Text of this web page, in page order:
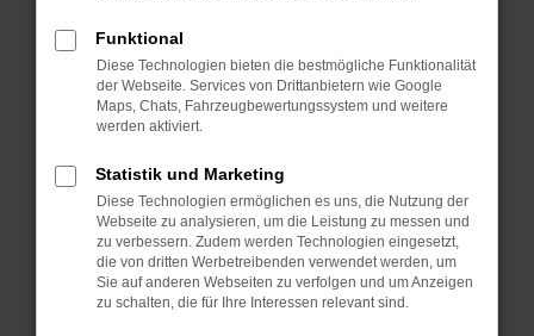
deine Suchmaschine?
Prüfe deine Browsererweiterungen.
Manche Erweiterungen, wie Werbeblocker,
können das Laden bestimmter Seiten
anderen Browser oder in einem privaten
Fenster?
Starte dein Gerät neu.
Das kann manchmal helfen,
vorübergehende Probleme zu beheben.
Funktional
Diese Technologien bieten die bestmögliche Funktionalität
der Webseite. Services von Drittanbietern wie Google
Maps, Chats, Fahrzeugbewertungssystem und weitere
werden aktiviert.
Statistik und Marketing
Diese Technologien ermöglichen es uns, die Nutzung der
Webseite zu analysieren, um die Leistung zu messen und
zu verbessern. Zudem werden Technologien eingesetzt,
die von dritten Werbetreibenden verwendet werden, um
Sie auf anderen Webseiten zu verfolgen und um Anzeigen
zu schalten, die für Ihre Interessen relevant sind.